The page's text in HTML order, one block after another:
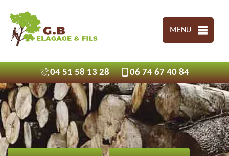
MENU
04 51 58 13 28 06 74 67 40 84